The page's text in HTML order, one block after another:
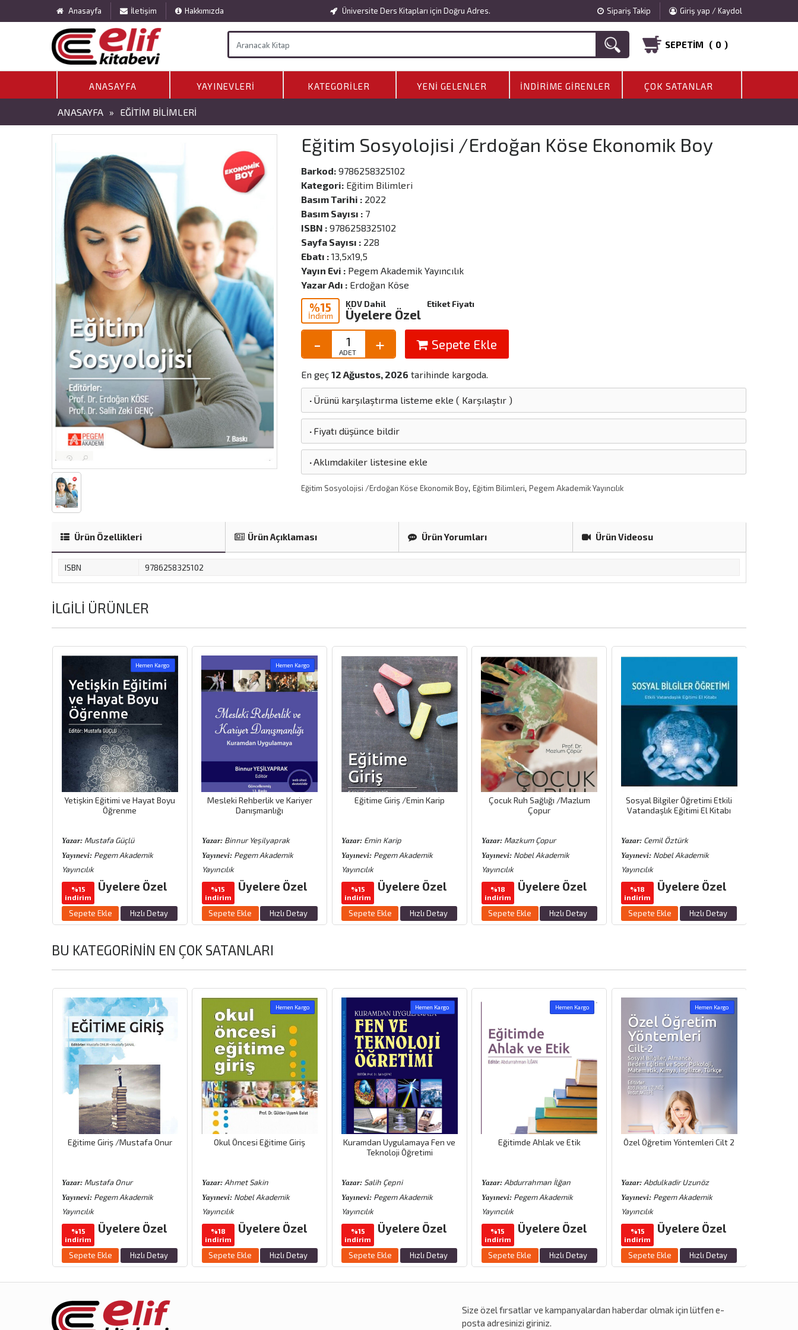
Anasayfa İletişim Hakkımızda Üniversite Ders Kitapları için Doğru Adres. Sipariş Takip Giriş yap / Kaydol
SEPETIM ( 0 )
ANASAYFA YAYINEVLERI KATEGORILER YENI GELENLER İNDIRIME GIRENLER ÇOK SATANLAR
ANASAYFA » EĞITIM BILIMLERI
Eğitim Sosyolojisi /Erdoğan Köse Ekonomik Boy
Barkod: 9786258325102
Kategori: Eğitim Bilimleri
Basım Tarihi : 2022
Basım Sayısı : 7
ISBN : 9786258325102
Sayfa Sayısı : 228
Ebatı : 13,5x19,5
Yayın Evi : Pegem Akademik Yayıncılık
Yazar Adı : Erdoğan Köse
%15
İndirim
KDV Dahil
Üyelere Özel
Etiket Fiyatı
Sepete Ekle
En geç 12 Ağustos, 2026 tarihinde kargoda.
· Ürünü karşılaştırma listeme ekle ( Karşılaştır )
· Fiyatı düşünce bildir
·Aklımdakiler listesine ekle
Eğitim Sosyolojisi /Erdoğan Köse Ekonomik Boy, Eğitim Bilimleri, Pegem Akademik Yayıncılık
Ürün Özellikleri Ürün Açıklaması Ürün Yorumları Ürün Videosu
ISBN 9786258325102
İLGILI ÜRÜNLER
Hemen Kargo
Yetişkin Eğitimi ve Hayat Boyu
Öğrenme
Yazar: Mustafa Güçlü
Yayınevi: Pegem Akademik
Yayıncılık
%15
indirim
Üyelere Özel
Sepete Ekle Hızlı Detay
Hemen Kargo
Mesleki Rehberlik ve Kariyer
Danışmanlığı
Yazar:Binnur Yeşilyaprak
Yayınevi:Pegem Akademik
Yayıncılık
%15
indirim
Üyelere Özel
Sepete Ekle Hızlı Detay
Eğitime Giriş /Emin Karip
Yazar: Emin Karip
Yayınevi: Pegem Akademik
Yayıncılık
%15
indirim
Üyelere Özel
Sepete Ekle Hızlı Detay
Çocuk Ruh Sağlığı /Mazlum
Çopur
Yazar:Mazkum Çopur
Yayınevi:Nobel Akademik
Yayıncılık
%18
indirim
Üyelere Özel
Sepete Ekle Hızlı Detay
Sosyal Bilgiler Öğretimi Etkili
Vatandaşlık Eğitimi El Kitabı
Yazar: Cemil Öztürk
Yayınevi: Nobel Akademik
Yayıncılık
%18
indirim
Üyelere Özel
Sepete Ekle Hızlı Detay
BU KATEGORININ EN ÇOK SATANLARI
Eğitime Giriş /Mustafa Onur
Yazar: Mustafa Onur
Yayınevi: Pegem Akademik
Yayıncılık
%15
indirim
Üyelere Özel
Sepete Ekle Hızlı Detay
Hemen Kargo
Okul Öncesi Eğitime Giriş
Yazar:Ahmet Sakin
Yayınevi:Nobel Akademik
Yayıncılık
%18
indirim
Üyelere Özel
Sepete Ekle Hızlı Detay
Hemen Kargo
Kuramdan Uygulamaya Fen ve
Teknoloji Öğretimi
Yazar: Salih Çepni
Yayınevi: Pegem Akademik
Yayıncılık
%15
indirim
Üyelere Özel
Sepete Ekle Hızlı Detay
Hemen Kargo
Eğitimde Ahlak ve Etik
Yazar:Abdurrahman İlğan
Yayınevi:Pegem Akademik
Yayıncılık
%15
indirim
Üyelere Özel
Sepete Ekle Hızlı Detay
Hemen Kargo
Özel Öğretim Yöntemleri Cilt 2
Yazar: Abdulkadir Uzunöz
Yayınevi: Pegem Akademik
Yayıncılık
%15
indirim
Üyelere Özel
Sepete Ekle Hızlı Detay
Size özelfırsatlarvekampanyalardan haberdar olmak için lütfen e-
posta adresinizi giriniz.